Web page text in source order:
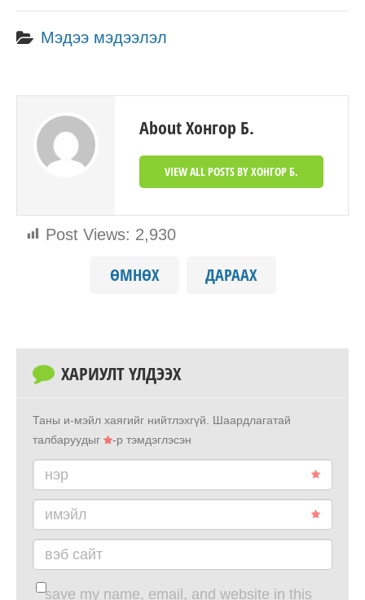
Post Views: 2,930
Мэдээ мэдээлэл
About Хонгор Б.
VIEW ALL POSTS BY ХОНГОР Б.
ӨМНӨХ ДАРААХ
ХАРИУЛТ ҮЛДЭЭХ
Таны и-мэйл хаягийг нийтлэхгүй.
Шаардлагатай
талбаруудыг
-р тэмдэглэсэн
нэр
имэйл
вэб сайт
save my name, email, and website in this